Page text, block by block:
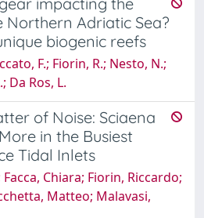
Adriatic Sea?
biogenic reefs
F.; Fiorin, R.; Nesto, N.;
Da Ros, L.
of Noise: Sciaena
in the Busiest
Tidal Inlets
Chiara; Fiorin, Riccardo;
Matteo; Malavasi,